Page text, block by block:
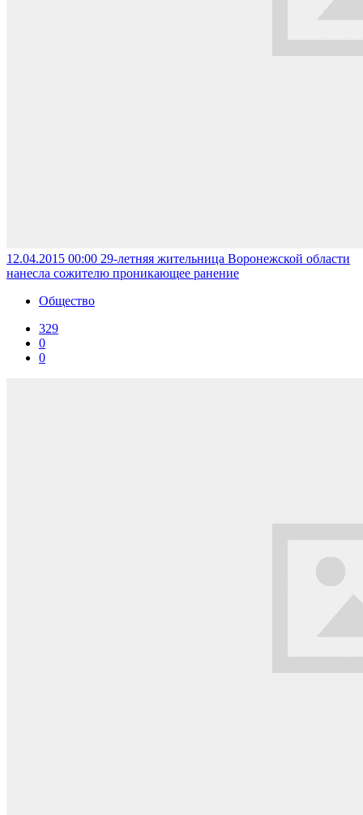
12.04.2015 00:00 29-летняя жительница Воронежской области
нанесла сожителю проникающее ранение
Общество
329
0
0